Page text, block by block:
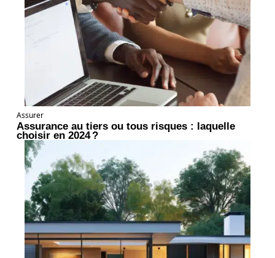
Assurer
Assurance au tiers ou tous risques : laquelle
choisir en 2024 ?